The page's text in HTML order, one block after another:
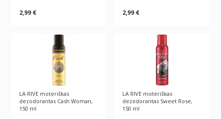
2,99 € 2,99 €
LA RIVE moteriškas
dezodorantas Cash Woman,
150 ml
LA RIVE moteriškas
dezodorantas Sweet Rose,
150 ml